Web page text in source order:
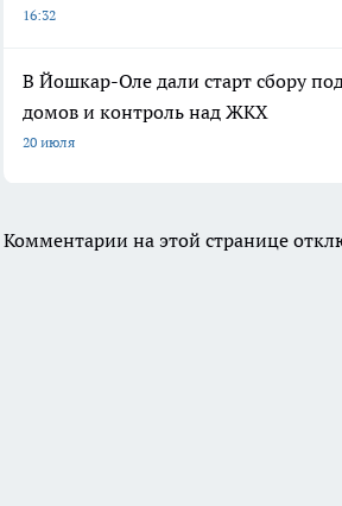
16:32
В Йошкар-Оле дали старт сбору
домов и контроль над ЖКХ
20 июля
Комментарии на этой странице